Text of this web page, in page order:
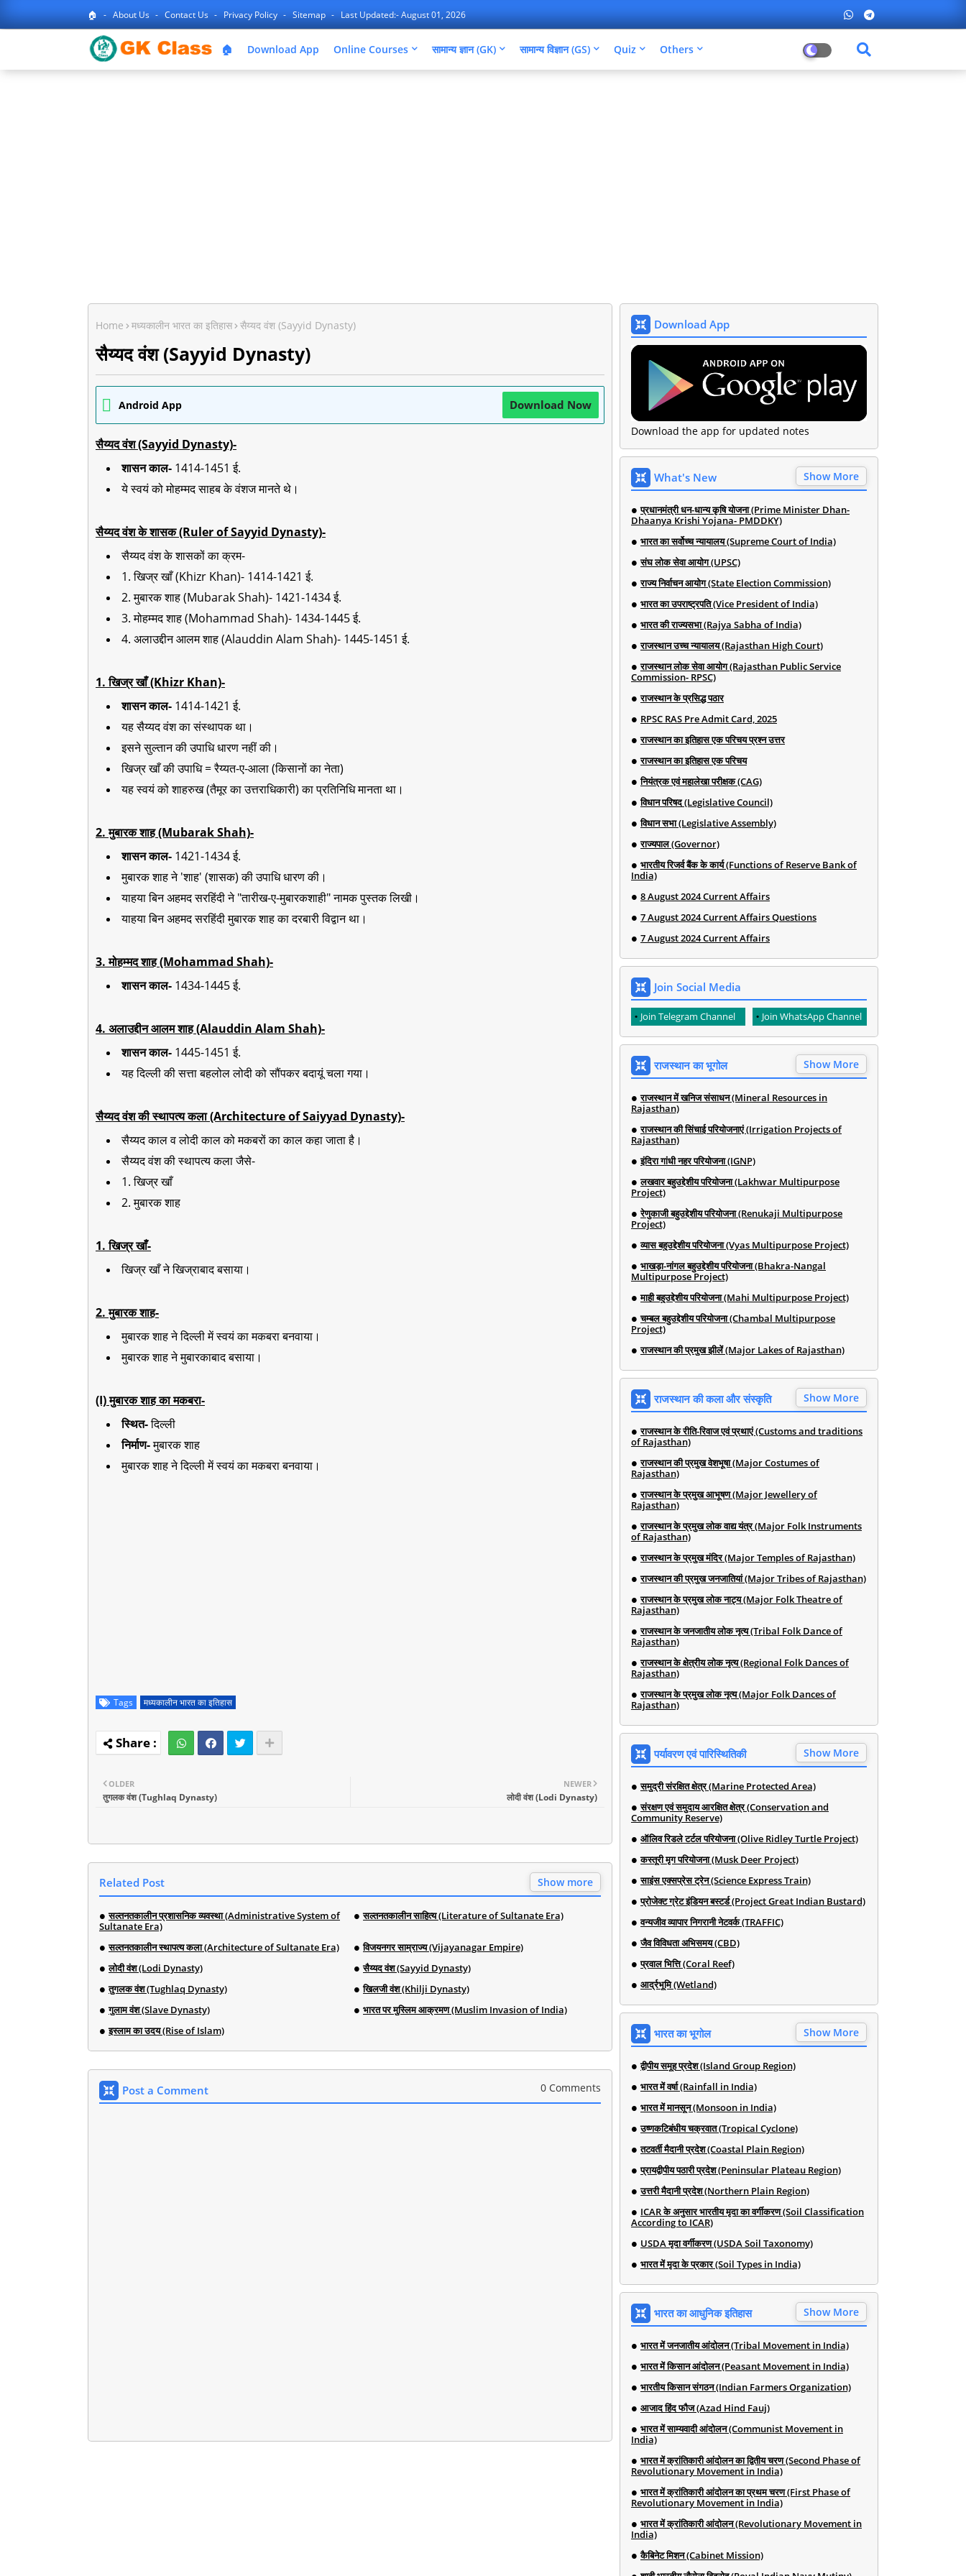
🏠 About Us Contact Us Privacy Policy Sitemap Last Updated:- August 01, 2026
🏠 Download App Online Courses सामान्य ज्ञान (GK) सामान्य विज्ञान (GS) Quiz Others
Home मध्यकालीन भारत का इतिहास सैय्यद वंश (Sayyid Dynasty)
सैय्यद वंश (Sayyid Dynasty)
Android App Download Now
सैय्यद वंश (Sayyid Dynasty)-
शासन काल- 1414-1451 ई.
ये स्वयं को मोहम्मद साहब के वंशज मानते थे।
सैय्यद वंश के शासक (Ruler of Sayyid Dynasty)-
सैय्यद वंश के शासकों का क्रम-
1. खिज्र खाँ (Khizr Khan)- 1414-1421 ई.
2.मुबारक शाह (Mubarak Shah)- 1421-1434 ई.
3. मोहम्मद शाह (Mohammad Shah)- 1434-1445 ई.
4. अलाउद्दीन आलम शाह (Alauddin Alam Shah)- 1445-1451 ई.
1. खिज्र खाँ (Khizr Khan)-
शासन काल- 1414-1421 ई.
यह सैय्यद वंश का संस्थापक था।
इसने सुल्तान की उपाधि धारण नहीं की।
खिज्र खाँ की उपाधि = रैय्यत-ए-आला (किसानों का नेता)
यह स्वयं को शाहरुख (तैमूर का उत्तराधिकारी) का प्रतिनिधि मानता था।
2. मुबारक शाह (Mubarak Shah)-
शासन काल- 1421-1434 ई.
मुबारक शाह ने 'शाह' (शासक) की उपाधि धारण की।
याहया बिन अहमद सरहिंदी ने "तारीख-ए-मुबारकशाही" नामक पुस्तक लिखी।
याहया बिन अहमद सरहिंदी मुबारक शाह का दरबारी विद्वान था।
3. मोहम्मद शाह (Mohammad Shah)-
शासन काल- 1434-1445 ई.
4. अलाउद्दीन आलम शाह (Alauddin Alam Shah)-
शासन काल- 1445-1451 ई.
यह दिल्ली की सत्ता बहलोल लोदी को सौंपकर बदायूं चला गया।
सैय्यद वंश की स्थापत्य कला (Architecture of Saiyyad Dynasty)-
सैय्यद काल व लोदी काल को मकबरों का काल कहा जाता है।
सैय्यद वंश की स्थापत्य कला जैसे-
1. खिज्र खाँ
2. मुबारक शाह
1. खिज्र खाँ-
खिज्र खाँ ने खिज्राबाद बसाया।
2. मुबारक शाह-
मुबारक शाह ने दिल्ली में स्वयं का मकबरा बनवाया।
मुबारक शाह ने मुबारकाबाद बसाया।
(I) मुबारक शाह का मकबरा-
स्थित-दिल्ली
निर्माण-मुबारक शाह
मुबारक शाह ने दिल्ली में स्वयं का मकबरा बनवाया।
Tags मध्यकालीन भारत का इतिहास
NEWER
लोदी वंश (Lodi Dynasty)
OLDER
तुगलक वंश (Tughlaq Dynasty)
Related Post Show more
सल्तनतकालीन प्रशासनिक व्यवस्था (Administrative System of
Sultanate Era)
सल्तनतकालीन साहित्य (Literature of Sultanate Era)
सल्तनतकालीन स्थापत्य कला (Architecture of Sultanate Era)
विजयनगर साम्राज्य (Vijayanagar Empire)
लोदी वंश (Lodi Dynasty)
सैय्यद वंश (Sayyid Dynasty)
तुगलक वंश (Tughlaq Dynasty)
खिलजी वंश (Khilji Dynasty)
गुलाम वंश (Slave Dynasty)
भारत पर मुस्लिम आक्रमण (Muslim Invasion of India)
इस्लाम का उदय (Rise of Islam)
Post a Comment 0 Comments
Download App
Download the app for updated notes
What's New Show More
प्रधानमंत्री धन-धान्य कृषि योजना (Prime Minister Dhan-
Dhaanya Krishi Yojana- PMDDKY)
भारत का सर्वोच्च न्यायालय (Supreme Court of India)
संघ लोक सेवा आयोग (UPSC)
राज्य निर्वाचन आयोग (State Election Commission)
भारत का उपराष्ट्रपति (Vice President of India)
भारत की राज्यसभा (Rajya Sabha of India)
राजस्थान उच्च न्यायालय (Rajasthan High Court)
राजस्थान लोक सेवा आयोग (Rajasthan Public Service
Commission- RPSC)
राजस्थान के प्रसिद्ध पठार
RPSC RAS Pre Admit Card, 2025
राजस्थान का इतिहास एक परिचय प्रश्न उत्तर
राजस्थान का इतिहास एक परिचय
नियंत्रक एवं महालेखा परीक्षक (CAG)
विधान परिषद (Legislative Council)
विधान सभा (Legislative Assembly)
राज्यपाल (Governor)
भारतीय रिजर्व बैंक के कार्य (Functions of Reserve Bank of
India)
8 August 2024 Current Affairs
7 August 2024 Current Affairs Questions
7 August 2024 Current Affairs
Join Social Media
Join Telegram Channel Join WhatsApp Channel
राजस्थान का भूगोल Show More
राजस्थान में खनिज संसाधन (Mineral Resources in
Rajasthan)
राजस्थान की सिंचाई परियोजनाएं (Irrigation Projects of
Rajasthan)
इंदिरा गांधी नहर परियोजना (IGNP)
लखवार बहुउद्देशीय परियोजना (Lakhwar Multipurpose
Project)
रेणुकाजी बहुउद्देशीय परियोजना (Renukaji Multipurpose
Project)
व्यास बहुउद्देशीय परियोजना (Vyas Multipurpose Project)
भाखड़ा-नांगल बहुउद्देशीय परियोजना (Bhakra-Nangal
Multipurpose Project)
माही बहुउद्देशीय परियोजना (Mahi Multipurpose Project)
चम्बल बहुउद्देशीय परियोजना (Chambal Multipurpose
Project)
राजस्थान की प्रमुख झीलें (Major Lakes of Rajasthan)
राजस्थान की कला और संस्कृति Show More
राजस्थान के रीति-रिवाज एवं प्रथाएं (Customs and traditions
of Rajasthan)
राजस्थान की प्रमुख वेशभूषा (Major Costumes of
Rajasthan)
राजस्थान के प्रमुख आभूषण (Major Jewellery of
Rajasthan)
राजस्थान के प्रमुख लोक वाद्य यंत्र (Major Folk Instruments
of Rajasthan)
राजस्थान के प्रमुख मंदिर (Major Temples of Rajasthan)
राजस्थान की प्रमुख जनजातियां (Major Tribes of Rajasthan)
राजस्थान के प्रमुख लोक नाट्य (Major Folk Theatre of
Rajasthan)
राजस्थान के जनजातीय लोक नृत्य (Tribal Folk Dance of
Rajasthan)
राजस्थान के क्षेत्रीय लोक नृत्य (Regional Folk Dances of
Rajasthan)
राजस्थान के प्रमुख लोक नृत्य (Major Folk Dances of
Rajasthan)
पर्यावरण एवं पारिस्थितिकी Show More
समुद्री संरक्षित क्षेत्र (Marine Protected Area)
संरक्षण एवं समुदाय आरक्षित क्षेत्र (Conservation and
Community Reserve)
ऑलिव रिडले टर्टल परियोजना (Olive Ridley Turtle Project)
कस्तूरी मृग परियोजना (Musk Deer Project)
साइंस एक्सप्रेस ट्रेन (Science Express Train)
प्रोजेक्ट ग्रेट इंडियन बस्टर्ड (Project Great Indian Bustard)
वन्यजीव व्यापार निगरानी नेटवर्क (TRAFFIC)
जैव विविधता अभिसमय (CBD)
प्रवाल भित्ति (Coral Reef)
आर्द्रभूमि (Wetland)
भारत का भूगोल Show More
द्वीपीय समूह प्रदेश (Island Group Region)
भारत में वर्षा (Rainfall in India)
भारत में मानसून (Monsoon in India)
उष्णकटिबंधीय चक्रवात (Tropical Cyclone)
तटवर्ती मैदानी प्रदेश (Coastal Plain Region)
प्रायद्वीपीय पठारी प्रदेश (Peninsular Plateau Region)
उत्तरी मैदानी प्रदेश (Northern Plain Region)
ICAR के अनुसार भारतीय मृदा का वर्गीकरण (Soil Classification
According to ICAR)
USDA मृदा वर्गीकरण (USDA Soil Taxonomy)
भारत में मृदा के प्रकार (Soil Types in India)
भारत का आधुनिक इतिहास Show More
भारत में जनजातीय आंदोलन (Tribal Movement in India)
भारत में किसान आंदोलन (Peasant Movement in India)
भारतीय किसान संगठन (Indian Farmers Organization)
आजाद हिंद फौज (Azad Hind Fauj)
भारत में साम्यवादी आंदोलन (Communist Movement in
India)
भारत में क्रांतिकारी आंदोलन का द्वितीय चरण (Second Phase of
Revolutionary Movement in India)
भारत में क्रांतिकारी आंदोलन का प्रथम चरण (First Phase of
Revolutionary Movement in India)
भारत में क्रांतिकारी आंदोलन (Revolutionary Movement in
India)
कैबिनेट मिशन (Cabinet Mission)